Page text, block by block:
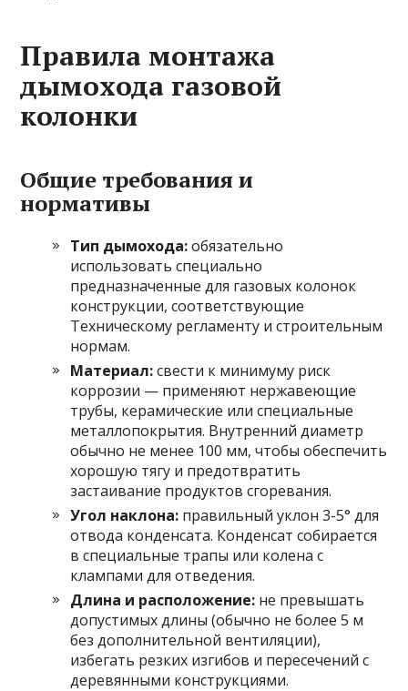
Правила монтажа
дымохода газовой
колонки
Общие требования и
нормативы
Тип дымохода:обязательно
использовать специально
предназначенные для газовых колонок
конструкции, соответствующие
Техническому регламенту и строительным
нормам.
Материал:свести к минимуму риск
коррозии — применяют нержавеющие
трубы, керамические или специальные
металлопокрытия. Внутренний диаметр
обычно не менее 100 мм, чтобы обеспечить
хорошую тягу и предотвратить
застаивание продуктов сгоревания.
Угол наклона: правильный уклон 3-5° для
отвода конденсата. Конденсат собирается
в специальные трапы или колена с
клампами для отведения.
Длина и расположение: не превышать
допустимых длины (обычно не более 5 м
без дополнительной вентиляции),
избегать резких изгибов и пересечений с
деревянными конструкциями.